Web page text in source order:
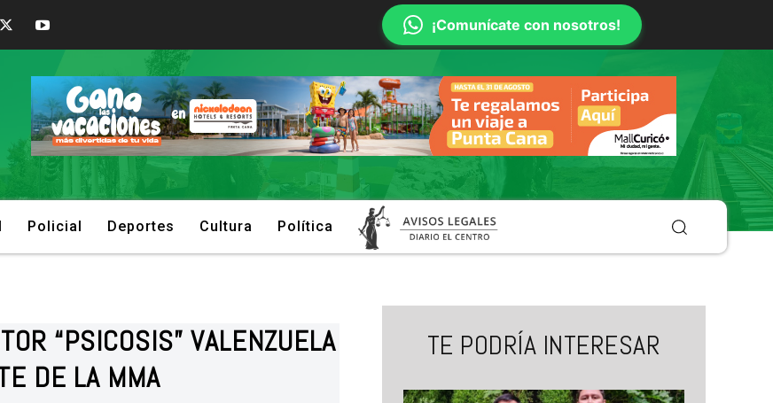
¡Comunícate con nosotros!
Policial Deportes Cultura Política
“PSICOSIS” VALENZUELA
DE LA MMA
TE PODRÍA INTERESAR